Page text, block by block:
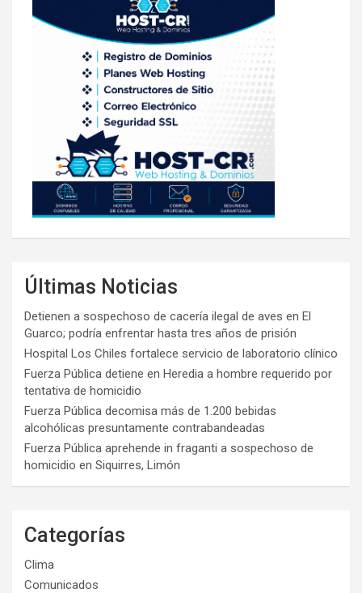
Últimas Noticias
Detienen a sospechoso de cacería ilegal de aves en El
Guarco; podría enfrentar hasta tres años de prisión
Hospital Los Chiles fortalece servicio de laboratorio clínico
Fuerza Pública detiene en Heredia a hombre requerido por
tentativa de homicidio
Fuerza Pública decomisa más de 1.200 bebidas
alcohólicas presuntamente contrabandeadas
Fuerza Pública aprehende in fraganti a sospechoso de
homicidio en Siquirres, Limón
Categorías
Clima
Comunicados